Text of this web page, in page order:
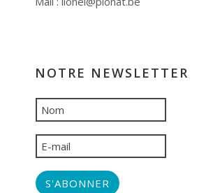
NOTRE NEWSLETTER